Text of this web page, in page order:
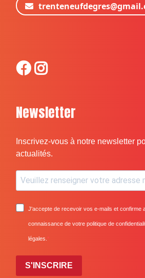
Newsletter
Inscrivez-vous à notre newsletter
actualités.
J'accepte de recevoir vos e-mails et confirme
connaissance de votre politique de
légales.
S'INSCRIRE